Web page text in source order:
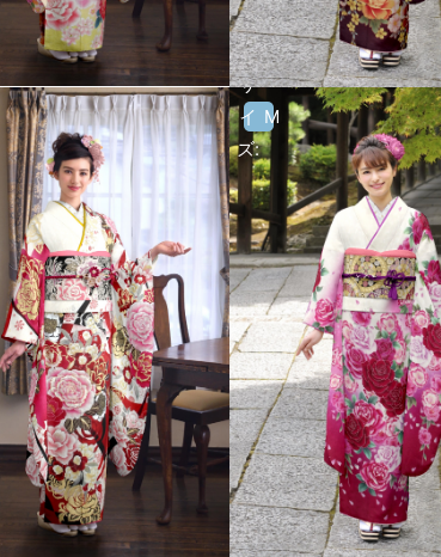
サ
イ
ズ:
M